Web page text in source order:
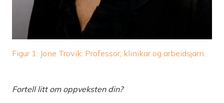
Figur 1: Jone Trovik: Professor, klinikar og arbeidsjarn.
Fortell litt om oppveksten din?